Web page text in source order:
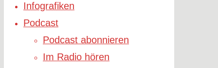
Infografiken
Podcast
Podcast abonnieren
Im Radio hören